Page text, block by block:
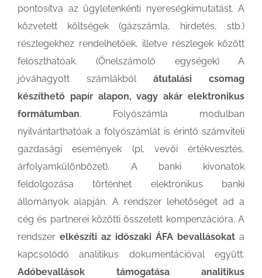
pontosítva az ügyletenkénti nyereségkimutatást. A
közvetett költségek (gázszámla, hirdetés, stb.)
részlegekhez rendelhetőek, illetve részlegek között
feloszthatóak. (Önelszámoló egységek) A
jóváhagyott számlákból átutalási csomag
készíthető papír alapon, vagy akár elektronikus
formátumban. Folyószámla modulban
nyilvántarthatóak a folyószámlát is érintő számviteli
gazdasági események (pl. vevői értékvesztés,
árfolyamkülönbözet). A banki kivonatok
feldolgozása történhet elektronikus banki
állományok alapján. A rendszer lehetőséget ad a
cég és partnerei közötti összetett kompenzációra. A
rendszer elkészíti az időszaki ÁFA bevallásokat a
kapcsolódó analitikus dokumentációval együtt.
Adóbevallások támogatása analitikus